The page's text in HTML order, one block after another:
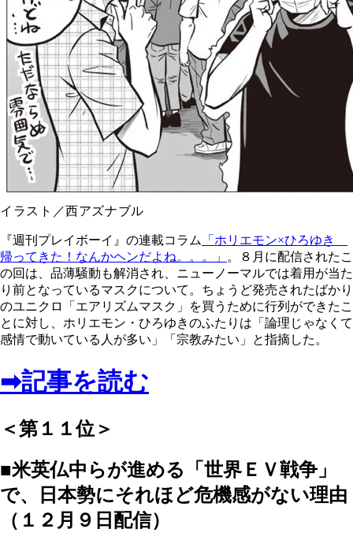
イラスト／西アズナブル
『週刊プレイボーイ』の連載コラム
「ホリエモン×ひろゆき
帰ってきた！なんかヘンだよね。。。」
。８月に配信されたこ
の回は、品薄騒動も解消され、ニューノーマルでは着用が当た
り前となっているマスクについて。ちょうど発売されたばかり
のユニクロ「エアリズムマスク」を買うために行列ができたこ
とに対し、ホリエモン・ひろゆきのふたりは「論理じゃなくて
感情で動いている人が多い」「宗教みたい」と指摘した。
➡記事を読む
＜第１１位＞
■米英仏中らが進める「世界ＥＶ戦争」
で、日本勢にそれほど危機感がない理由
（１２月９日配信）